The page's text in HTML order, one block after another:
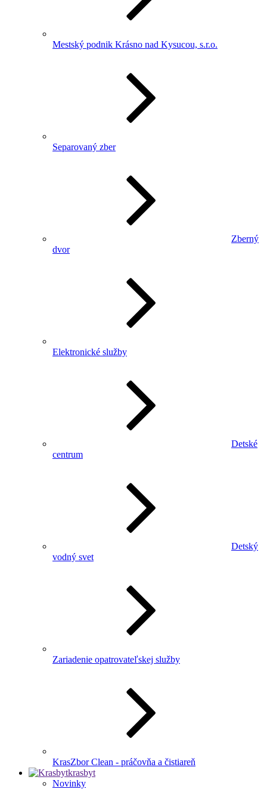
Mestský podnik Krásno nad Kysucou, s.r.o.
Separovaný zber
Zberný
dvor
Elektronické služby
Detské
centrum
Detský
vodný svet
Zariadenie opatrovateľskej služby
KrasZbor Clean - práčovňa a čistiareň
krasbyt
Novinky